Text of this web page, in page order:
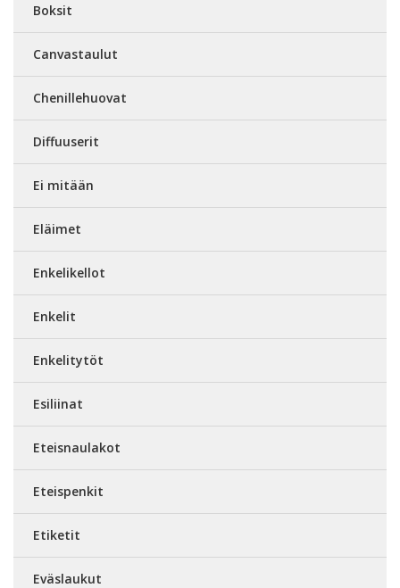
Boksit
Canvastaulut
Chenillehuovat
Diffuuserit
Ei mitään
Eläimet
Enkelikellot
Enkelit
Enkelitytöt
Esiliinat
Eteisnaulakot
Eteispenkit
Etiketit
Eväslaukut